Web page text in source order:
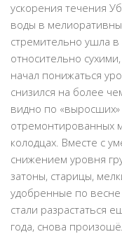
ускорения течения
воды в
стремительно ушла
относительно
начал понижаться
снизился на более
видно по
отремонтированных
колодцах. Вместе с
снижением уровня
затоны, старицы,
удобренные по
стали разрастаться
года, снова